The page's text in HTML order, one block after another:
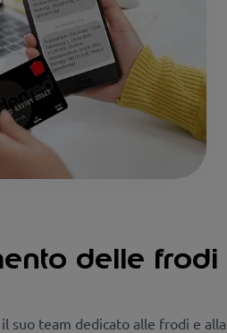
delle frodi
suo team dedicato alle frodi e